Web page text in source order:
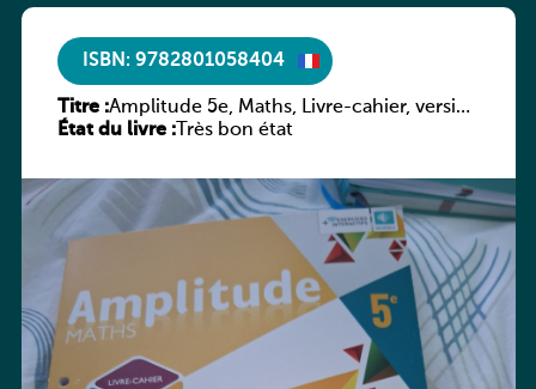
ISBN: 9782801058404
Titre :Amplitude 5e, Maths, Livre-cahier, version
luxembourgeoise
État du livre :Très bon état